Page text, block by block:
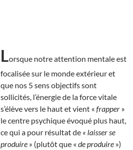
Lorsque notre attention mentale est
focalisée sur le monde extérieur et
que nos 5 sens objectifs sont
sollicités, l’énergie de la force vitale
s’élève vers le haut et vient « frapper »
le centre psychique évoqué plus haut,
ce qui a pour résultat de « laisser se
produire » (plutôt que « de produire »)